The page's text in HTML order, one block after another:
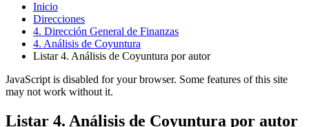
Inicio
Direcciones
4. Dirección General de Finanzas
4. Análisis de Coyuntura
Listar 4. Análisis de Coyuntura por autor
JavaScript is disabled for your browser. Some features of this site
may not work without it.
Listar 4. Análisis de Coyuntura por autor